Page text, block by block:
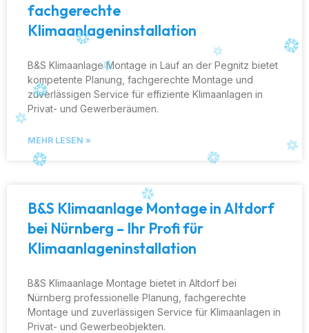
fachgerechte
Klimaanlageninstallation
B&S Klimaanlage Montage in Lauf an der Pegnitz bietet
kompetente Planung, fachgerechte Montage und
zuverlässigen Service für effiziente Klimaanlagen in
Privat- und Gewerberäumen.
MEHR LESEN »
B&S Klimaanlage Montage in Altdorf
bei Nürnberg – Ihr Profi für
Klimaanlageninstallation
B&S Klimaanlage Montage bietet in Altdorf bei
Nürnberg professionelle Planung, fachgerechte
Montage und zuverlässigen Service für Klimaanlagen in
Privat- und Gewerbeobjekten.